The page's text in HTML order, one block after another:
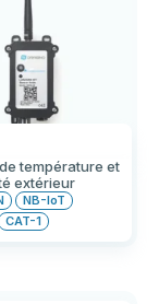
température et
extérieur
NB-IoT
CAT-1